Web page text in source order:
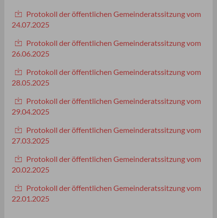
Protokoll der öffentlichen Gemeinderatssitzung vom
24.07.2025
Protokoll der öffentlichen Gemeinderatssitzung vom
26.06.2025
Protokoll der öffentlichen Gemeinderatssitzung vom
28.05.2025
Protokoll der öffentlichen Gemeinderatssitzung vom
29.04.2025
Protokoll der öffentlichen Gemeinderatssitzung vom
27.03.2025
Protokoll der öffentlichen Gemeinderatssitzung vom
20.02.2025
Protokoll der öffentlichen Gemeinderatssitzung vom
22.01.2025